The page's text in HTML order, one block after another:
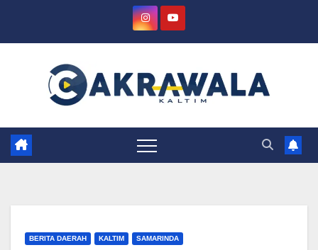
BERITA DAERAH KALTIM SAMARINDA